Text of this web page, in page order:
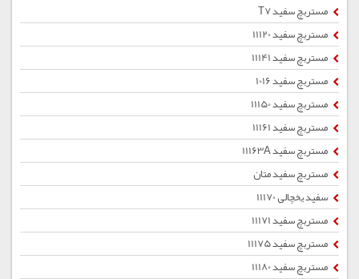
مستربچ سفید T7
مستربچ سفید 11120
مستربچ سفید 11141
مستربچ سفید 1016
مستربچ سفید 11150
مستربچ سفید 11161
مستربچ سفید 11163A
مستربچ سفید متان
سفید یخچالی 11170
مستربچ سفید 11171
مستربچ سفید 11175
مستربچ سفید 11180